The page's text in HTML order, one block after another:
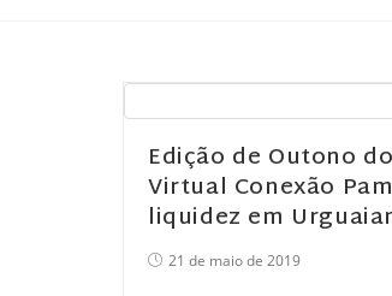
Edição de Outono
Virtual Conexão
liquidez em
21 de maio de 2019